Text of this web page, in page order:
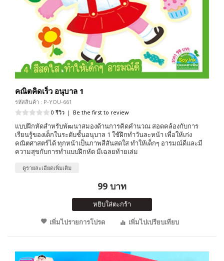
คณิตคิดเร็ว อนุบาล 1
รหัสสินค้า : P-YOU-661
0 รีวิว | Be the first to review
แบบฝึกหัดสำหรับพัฒนาสมองด้านการคิดคำนวณ สอดคล้องกับการ
เรียนรู้ของเด็กในระดับชั้นอนุบาล 1 ใช้ฝึกทำวันละหน้า เพื่อให้เก่ง
คณิตศาสตร์ได้ ทุกหน้าเป็นภาพสีสันสดใส ทำให้เด็กๆ อารมณ์ดีและมี
ความสุขกับการทำแบบฝึกหัด มีเฉลยท้ายเล่ม
ดูรายละเอียดเพิ่มเติม
99 บาท
หยิบใส่ตะกร้า
เพิ่มไปรายการโปรด
เพิ่มไปเปรียบเทียบ